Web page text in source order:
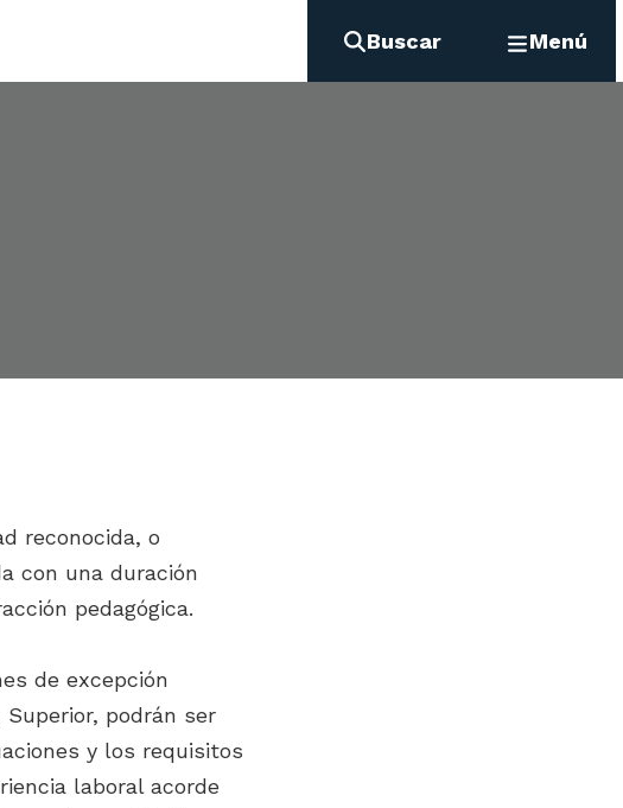
Buscar Menú
reconocida, o
con una duración
pedagógica.
de excepción
Superior, podrán ser
y los requisitos
laboral acorde